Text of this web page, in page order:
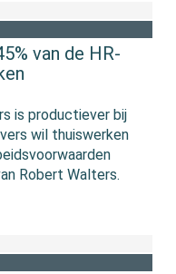
van de HR-
is productiever bij
wil thuiswerken
Robert Walters.